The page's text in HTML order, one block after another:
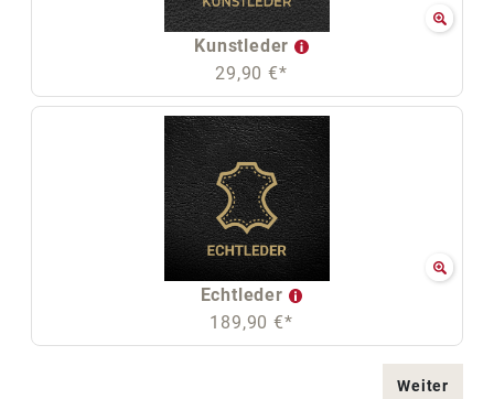
Kunstleder
29,90 €*
Echtleder
189,90 €*
Weiter